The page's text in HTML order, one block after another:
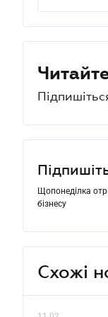
Щопонеділка
бізнесу
Схожі